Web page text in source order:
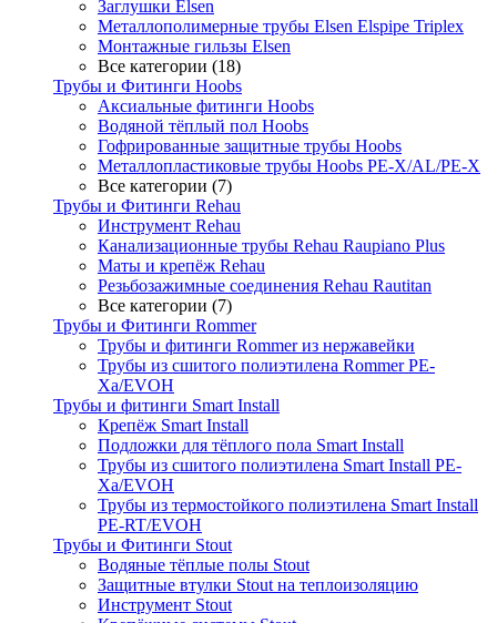
Заглушки Elsen
Металлополимерные трубы Elsen Elspipe Triplex
Монтажные гильзы Elsen
Все категории (18)
Трубы и Фитинги Hoobs
Аксиальные фитинги Hoobs
Водяной тёплый пол Hoobs
Гофрированные защитные трубы Hoobs
Металлопластиковые трубы Hoobs PE-X/AL/PE-X
Все категории (7)
Трубы и Фитинги Rehau
Инструмент Rehau
Канализационные трубы Rehau Raupiano Plus
Маты и крепёж Rehau
Резьбозажимные соединения Rehau Rautitan
Все категории (7)
Трубы и Фитинги Rommer
Трубы и фитинги Rommer из нержавейки
Трубы из сшитого полиэтилена Rommer PE-
Xa/EVOH
Трубы и фитинги Smart Install
Крепёж Smart Install
Подложки для тёплого пола Smart Install
Трубы из сшитого полиэтилена Smart Install PE-
Xa/EVOH
Трубы из термостойкого полиэтилена Smart Install
PE-RT/EVOH
Трубы и Фитинги Stout
Водяные тёплые полы Stout
Защитные втулки Stout на теплоизоляцию
Инструмент Stout